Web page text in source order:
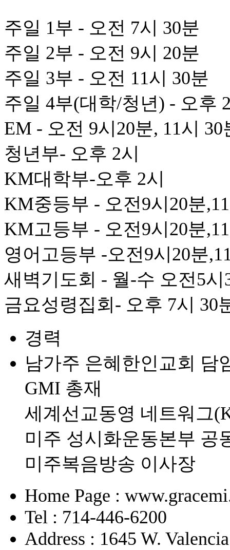
주일 1부 - 오전 7시 30분
주일 2부 - 오전 9시 20분
주일 3부 - 오전 11시 30분
주일 4부(대학/청년) - 오후
EM - 오전 9시20분, 11시 30
청년부- 오후 2시
KM대학부-오후 2시
KM중등부 - 오전9시20분
KM고등부 - 오전9시20분
영어고등부 -오전9시20분
새벽기도회 - 월-수 오전5
금요성령집회- 오후 7시 30
경력
남가주 은혜한인교회 담
GMI 총재
세계선교동영 네트워그
미주 성시화운동본부 공
미주복음방송 이사장
Home Page :
Tel : 714-446-6200
Address : 1645 W.